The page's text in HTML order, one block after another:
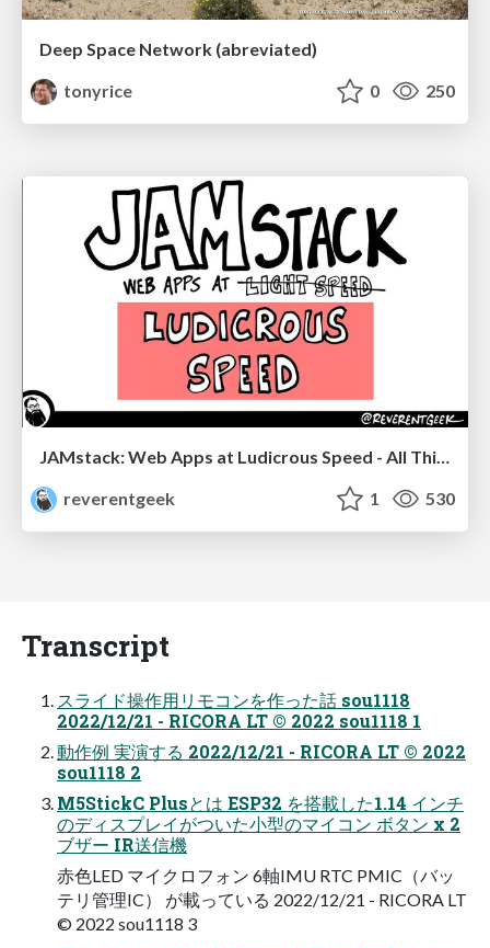
Deep Space Network (abreviated)
tonyrice
0 250
JAMstack: Web Apps at Ludicrous Speed - All Things Open 2022
reverentgeek
1 530
Transcript
スライド操作用リモコンを作った話 sou1118
2022/12/21 - RICORA LT © 2022 sou1118 1
動作例 実演する 2022/12/21 - RICORA LT © 2022
sou1118 2
M5StickC Plusとは ESP32 を搭載した1.14 インチ
のディスプレイがついた小型のマイコン ボタン x 2
ブザー IR送信機
赤色LED マイクロフォン 6軸IMU RTC PMIC（バッ
テリ管理IC） が載っている 2022/12/21 - RICORA LT
© 2022 sou1118 3